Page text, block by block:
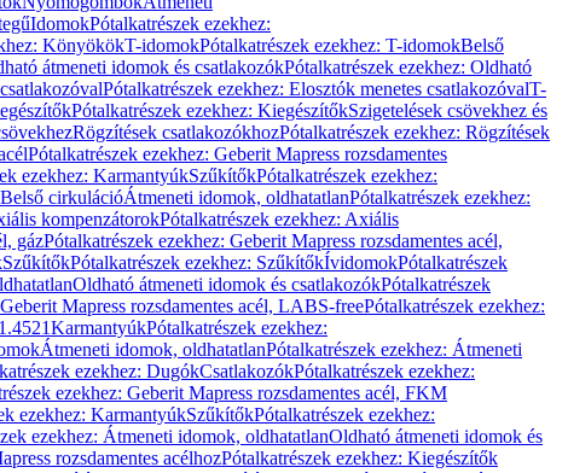
IdomokPótalkatrészek ezekhez:
KönyökökT-idomokPótalkatrészek ezekhez: T-idomokBelső
átmeneti idomok és csatlakozókPótalkatrészek ezekhez: Oldható
Pótalkatrészek ezekhez: Elosztók menetes csatlakozóvalT-
Pótalkatrészek ezekhez: KiegészítőkSzigetelések csövekhez és
Rögzítések csatlakozókhozPótalkatrészek ezekhez: Rögzítések
Pótalkatrészek ezekhez: Geberit Mapress rozsdamentes
ezekhez: KarmantyúkSzűkítőkPótalkatrészek ezekhez:
cirkulációÁtmeneti idomok, oldhatatlanPótalkatrészek ezekhez:
kompenzátorokPótalkatrészek ezekhez: Axiális
gázPótalkatrészek ezekhez: Geberit Mapress rozsdamentes acél,
SzűkítőkPótalkatrészek ezekhez: SzűkítőkÍvidomokPótalkatrészek
Oldható átmeneti idomok és csatlakozókPótalkatrészek
Geberit Mapress rozsdamentes acél, LABS-freePótalkatrészek ezekhez:
KarmantyúkPótalkatrészek ezekhez:
Átmeneti idomok, oldhatatlanPótalkatrészek ezekhez: Átmeneti
ezekhez: DugókCsatlakozókPótalkatrészek ezekhez:
ezekhez: Geberit Mapress rozsdamentes acél, FKM
ezekhez: KarmantyúkSzűkítőkPótalkatrészek ezekhez:
ezekhez: Átmeneti idomok, oldhatatlanOldható átmeneti idomok és
rozsdamentes acélhozPótalkatrészek ezekhez: Kiegészítők